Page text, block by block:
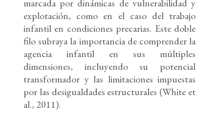
marcada por dinámicas de vulnerabilidad y
explotación, como en el caso del trabajo
infantil en condiciones precarias. Este doble
filo subraya la importancia de comprender la
agencia infantil en sus múltiples
dimensiones, incluyendo su potencial
transformador y las limitaciones impuestas
por las desigualdades estructurales (White et
al., 2011).